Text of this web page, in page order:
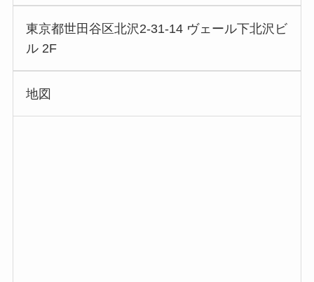
東京都世田谷区北沢2-31-14 ヴェール下北沢ビ
ル 2F
地図